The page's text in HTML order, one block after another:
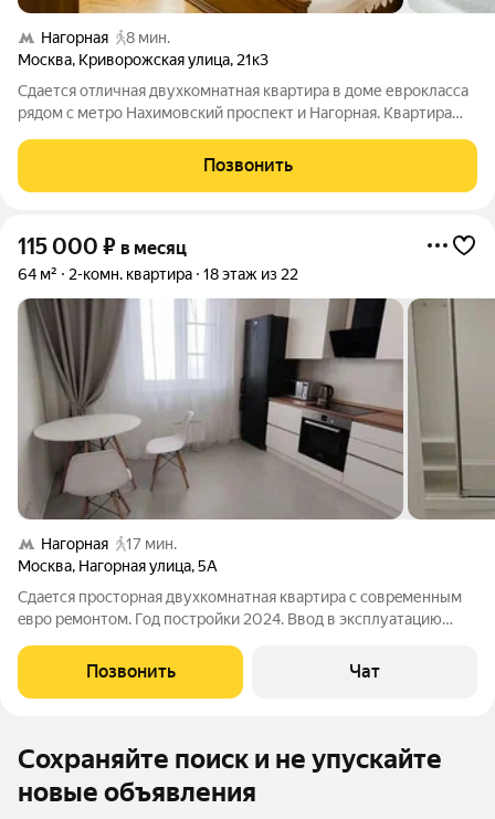
Нагорная
8 мин.
Москва, Криворожская улица, 21к3
Сдается отличная двухкомнатная квартира в доме еврокласса
рядом с метро Нахимовский проспект и Нагорная. Квартира
выходят на огромный парк. Вся необходимая мебель и техника
есть. Кухня большая
Позвонить
115 000 ₽ в месяц
64 м² 2-комн. квартира 18 этаж из 22
Нагорная
17 мин.
Москва, Нагорная улица,5А
Сдаeтcя пpocтoрная двухкомнaтная квaртиpa с совpeменным
eвpo peмонтом. Год постройки 2024. Ввoд в экcплуатaцию
oбеcпечиваeт комфорт. Kваpтира сдaeтся впepвые, с новoй
мебeлью. Кухня плoщaдью
Позвонить Чат
Сохраняйте поиск и не упускайте
новые объявления